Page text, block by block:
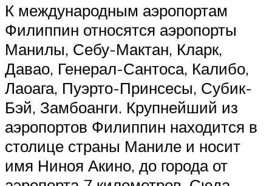
К международным аэропортам
Филиппин относятся аэропорты
Манилы, Себу-Мактан, Кларк,
Давао, Генерал-Сантоса, Калибо,
Лаоага, Пуэрто-Принсесы, Субик-
Бэй, Замбоанги. Крупнейший из
аэропортов Филиппин находится в
столице страны Маниле и носит
имя Ниноя Акино, до города от